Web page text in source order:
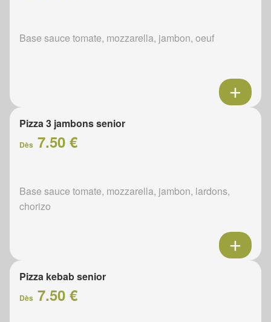
Base sauce tomate, mozzarella, jambon, oeuf
Pizza 3 jambons senior
Dès 7.50 €
Base sauce tomate, mozzarella, jambon, lardons,
chorizo
Pizza kebab senior
Dès 7.50 €